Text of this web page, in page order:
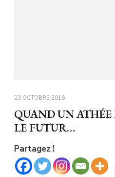
23 OCTOBRE 2016
QUAND UN ATHÉE
LE FUTUR…
Partagez !